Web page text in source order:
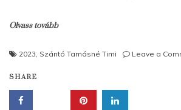
Olvass tovább
2023, Szántó Tamásné Timi Leave a
SHARE